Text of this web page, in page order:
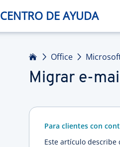
CENTRO DE AYUDA
Office
Migrar e-
Para clientes con
Este artículo describe